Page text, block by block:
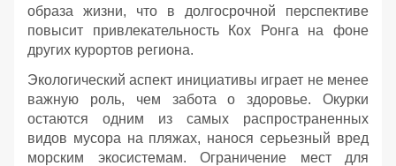
образа жизни, что в долгосрочной перспективе
повысит привлекательность Кох Ронга на фоне
других курортов региона.
Экологический аспект инициативы играет не менее
важную роль, чем забота о здоровье. Окурки
остаются одним из самых распространенных
видов мусора на пляжах, нанося серьезный вред
морским экосистемам. Ограничение мест для